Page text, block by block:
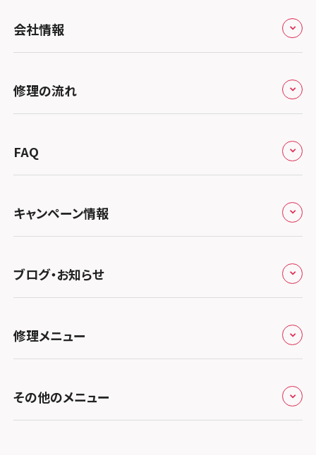
北海道・東北
スマホスピタル大丸札幌
関東
スマホスピタル宇都宮
スマホスピタル 高崎
スマホスピタル鴻巣
スマホスピタル テルル三芳
スマホスピタル 熊谷
スマホスピタル ゲオデジタルベース川口元郷
スマホスピタル埼玉大宮
スマホスピタル テルル蒲生
スマホスピタル テルル新越谷
スマホスピタル テルル草加花栗
スマホスピタル テルル東川口
北陸・甲信越
スマホスピタルアル・プラザ小松
スマホスピタル 北陸総合修理センター
スマホスピタル 長野
東海
スマホスピタル岐阜
スマホスピタル 浜松
スマホスピタル静岡パルコ
スマホスピタル 藤枝
スマホスピタル名古屋駅前
スマホスピタル名古屋金山
スマホスピタル 大府
スマホスピタル 西枇杷島
関西
スマホスピタル 大阪梅田
スマホスピタル by デジホ 梅田地下（うめちか）
スマホスピタル京橋
スマホスピタル難波
スマホスピタルイオンタウン茨木太田
中国・四国
スマホスピタル岡山駅前
スマホスピタル西条
スマホスピタル by デジホ マークイズ福岡もも
ち
スマホスピタル福岡天神
スマホスピタル熊本下通
スマホスピタル GODOモバイル大分府内町
会社情報
会社概要
総務省登録業者
特定商取引法に関する表記
プライバシーポリシー
郵送修理依頼
修理の流れ
郵送修理の流れ
FAQ
キャンペーン情報
キャンペーン一覧
ブログ・お知らせ
お知らせ
修理メニュー
iPhone修理メニュー
その他のメニュー